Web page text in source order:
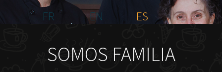
FR
EN ES
SOMOS FAMILIA